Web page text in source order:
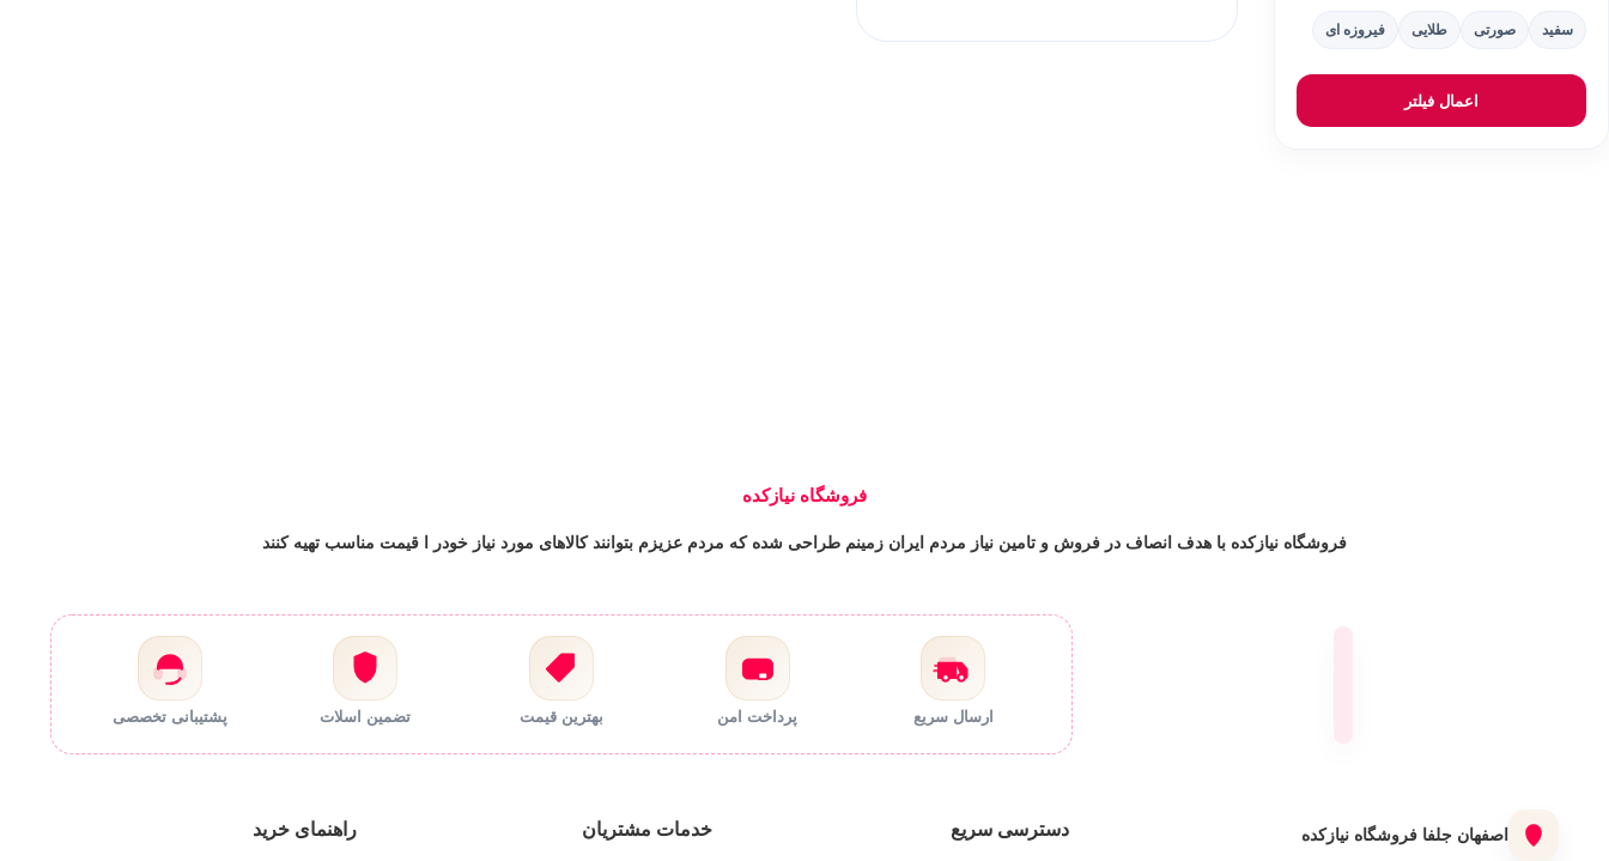
سفید صورتی طلایی فیروزه ای
اعمال فیلتر
فروشگاه نیازکده
فروشگاه نیازکده با هدف انصاف در فروش و تامین نیاز مردم ایران زمینم طراحی شده که مردم عزیزم بتوانند کالاهای مورد نیاز خودر ا قیمت مناسب تهیه کنند
ارسال سریع پرداخت امن بهترین قیمت تضمین اسلات پشتیبانی تخصصی
اصفهان جلفا فروشگاه نیازکده دسترسی سریع خدمات مشتریان راهنمای خرید